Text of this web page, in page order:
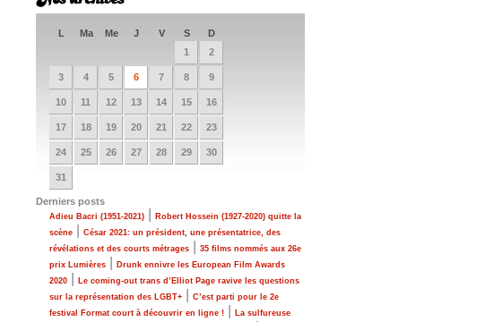
L Ma Me J V S
D
1
2
3 4 5 6 7 8 9
10 11 12 13 14 15 16
17 18 19 20 21 22 23
24 25 26 27 28 29 30
31
Derniers posts
Adieu Bacri (1951-2021)
Robert Hossein (1927-2020) quitte la
scène
César 2021: un président, une présentatrice, des
révélations et des courts métrages
35 films nommés aux 26e
prix Lumières
Drunk ennivre les European Film Awards
2020
Le coming-out trans d’Elliot Page ravive les questions
sur la représentation des LGBT+
C’est parti pour le 2e
festival Format court à découvrir en ligne !
La sulfureuse